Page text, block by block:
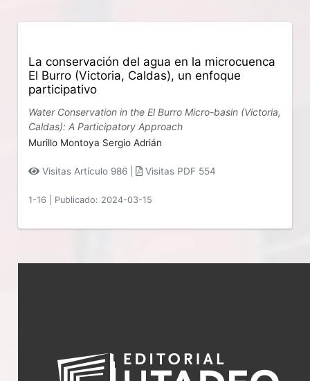
La conservación del agua en la microcuenca
El Burro (Victoria, Caldas), un enfoque
participativo
Water Conservation in the El Burro Micro-basin (Victoria,
Caldas): A Participatory Approach
Murillo Montoya Sergio Adrián
Visitas Artículo 986 | Visitas PDF 554
1-16 Publicado: 2024-03-15